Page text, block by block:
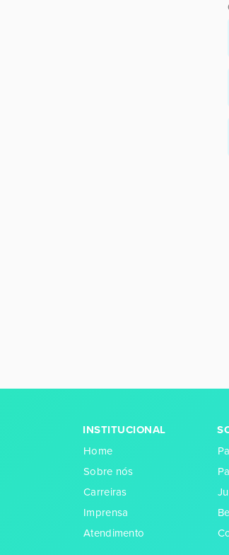
INSTITUCIONAL
Home
Sobre nós
Carreiras
Imprensa
Atendimento